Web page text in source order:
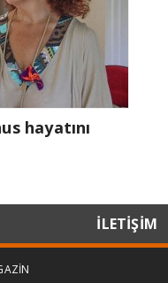
hayatını
İLETİŞİM